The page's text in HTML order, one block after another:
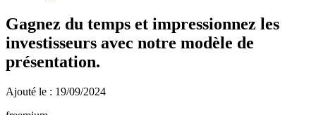
Gagnez du temps et impressionnez les
investisseurs avec notre modèle de
présentation.
Ajouté le : 19/09/2024